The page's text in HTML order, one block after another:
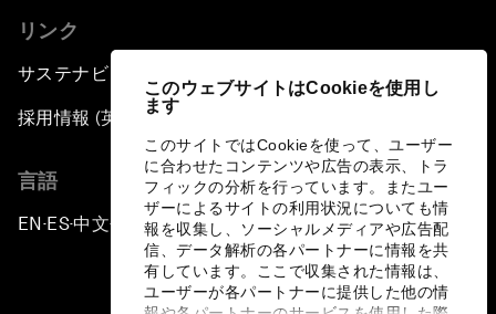
このウェブサイトはCookieを使用し
ます
このサイトではCookieを使って、ユーザー
に合わせたコンテンツや広告の表示、トラ
フィックの分析を行っています。またユー
ザーによるサイトの利用状況についても情
報を収集し、ソーシャルメディアや広告配
信、データ解析の各パートナーに情報を共
有しています。ここで収集された情報は、
ユーザーが各パートナーに提供した他の情
リンク
サステナビリティへの取り組み
採用情報 (英語のみ)
言語
EN ▪ES▪中文▪ 日本語